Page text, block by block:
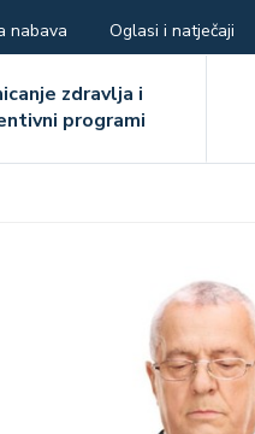
nabava Oglasi i natječaji
zdravlja i
programi